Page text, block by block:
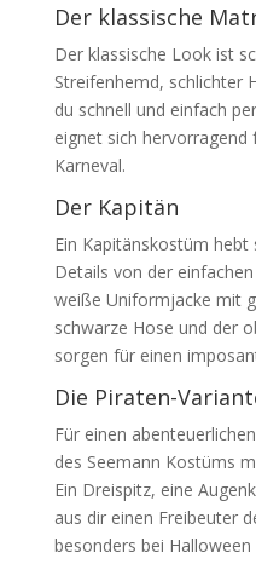
Der klassische
Der klassische Look ist
Streifenhemd, schlichter
du schnell und einfach
eignet sich
Karneval.
Der Kapitän
Ein Kapitänskostüm hebt
Details von der
weiße Uniformjacke mit
schwarze Hose und der
sorgen für einen
Die Piraten-
Für einen
des Seemann Kostüms
Ein Dreispitz, eine
aus dir einen Freibeuter
besonders bei Halloween